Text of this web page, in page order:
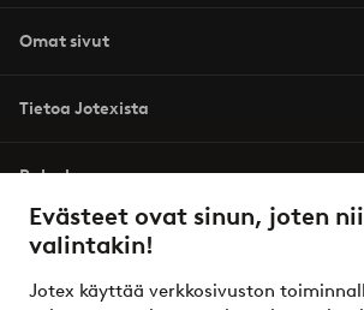
Evästeet ovat sinun, joten
valintakin!
Jotex käyttää verkkosivuston
Omat sivut
Tietoa Jotexista
Palvelumme
Ehdot